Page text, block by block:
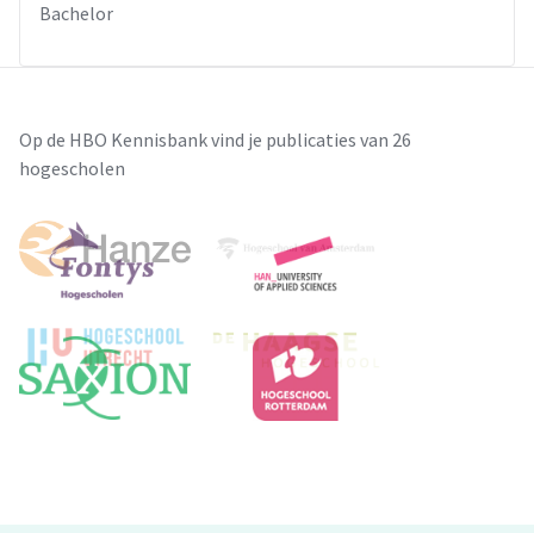
Bachelor
Op de HBO Kennisbank vind je publicaties van 26
hogescholen